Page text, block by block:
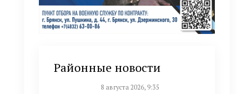
Районные новости
8 августа 2026, 9:35